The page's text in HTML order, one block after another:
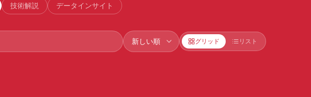
技術解説 データインサイト
グリッド リスト